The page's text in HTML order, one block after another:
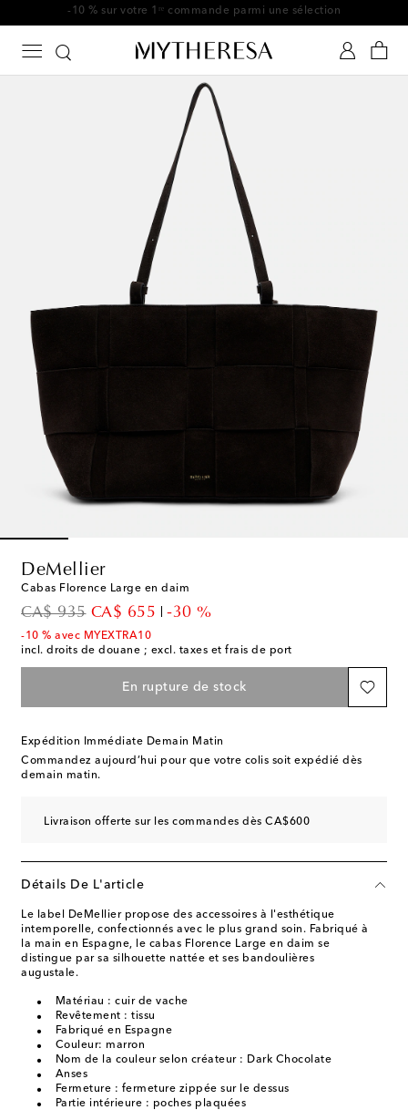
-10 % sur votre 1ʳᵉ commande parmi une sélection
DeMellier
Cabas Florence Large en daim
CA$ 935
original priceCA$ 655
discount price
-30 %
-10 % avec MYEXTRA10
incl. droits de douane ; excl. taxes et frais de port
En rupture de stock
Expédition Immédiate Demain Matin
Commandez aujourd’hui pour que votre colis soit expédié dès
demain matin.
Livraison offerte sur les commandes dès CA$600
Détails De L'article
Le label DeMellier propose des accessoires à l'esthétique
intemporelle, confectionnés avec le plus grand soin. Fabriqué à
la main en Espagne, le cabas Florence Large en daim se
distingue par sa silhouette nattée et ses bandoulières
augustale.
Matériau : cuir de vache
Revêtement : tissu
Fabriqué en Espagne
Couleur: marron
Nom de la couleur selon créateur : Dark Chocolate
Anses
Fermeture : fermeture zippée sur le dessus
Partie intérieure : poches plaquées